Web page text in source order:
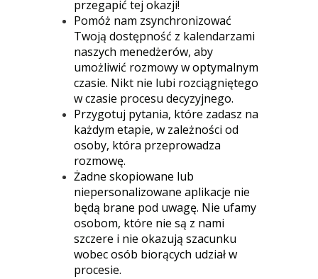
przegapić tej okazji!
Pomóż nam zsynchronizować
Twoją dostępność z kalendarzami
naszych menedżerów, aby
umożliwić rozmowy w optymalnym
czasie. Nikt nie lubi rozciągniętego
w czasie procesu decyzyjnego.
Przygotuj pytania, które zadasz na
każdym etapie, w zależności od
osoby, która przeprowadza
rozmowę.
Żadne skopiowane lub
niepersonalizowane aplikacje nie
będą brane pod uwagę. Nie ufamy
osobom, które nie są z nami
szczere i nie okazują szacunku
wobec osób biorących udział w
procesie.